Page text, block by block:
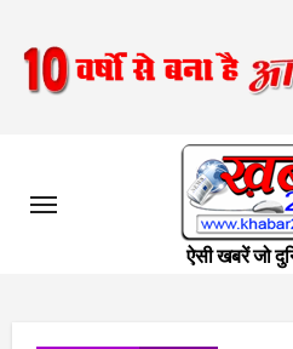
content
ऐसी खबरें जो